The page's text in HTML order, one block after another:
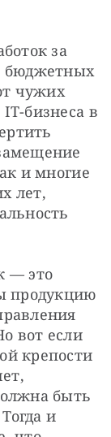
за
бюджетных
чужих
бизнеса в
и многие
лет,
— это
продукцию
вот если
крепости
быть
и